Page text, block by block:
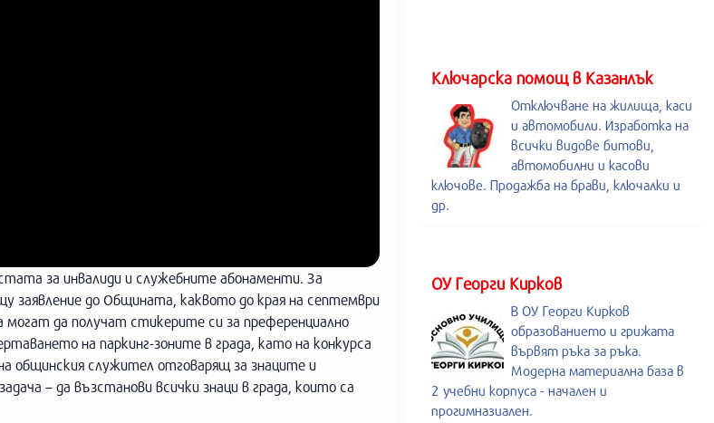
за инвалиди и служебните абонаменти. За
заявление до Общината, каквото до края на септември
да получат стикерите си за преференциално
на паркинг-зоните в града, като на конкурса
общинския служител отговарящ за знаците и
– да възстанови всички знаци в града, които са
Kлючарска помощ в Казанлък
Отключване на жилища, каси
и автомобили. Изработка на
всички видове битови,
автомобилни и касови
ключове. Продажба на брави, ключалки и
др.
ОУ Георги Кирков
В ОУ Георги Кирков
образованието и грижата
вървят ръка за ръка.
Модерна материална база в
2 учебни корпуса - начален и
прогимназиален.